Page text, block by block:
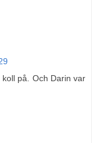
på. Och Darin var